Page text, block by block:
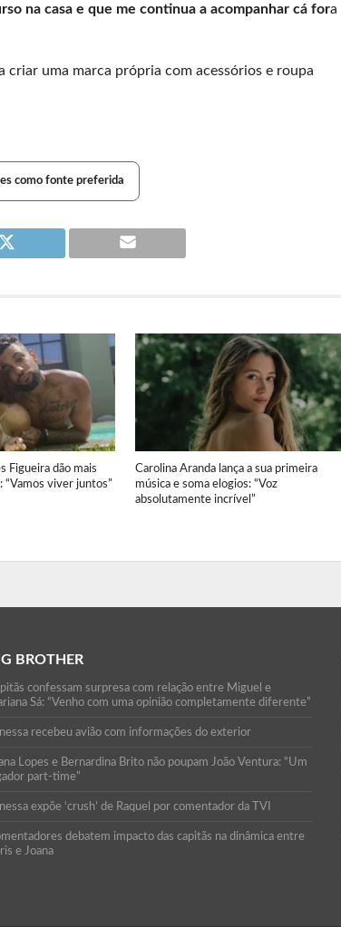
na casa e que me continua a acompanhar cá fora
criar uma marca própria com acessórios e roupa
como fonte preferida
Figueira dão mais
“Vamos viver juntos”
Carolina Aranda lança a sua primeira
música e soma elogios: “Voz
absolutamente incrível”
BROTHER
confessam surpresa com relação entre Miguel e
Sá: “Venho com uma opinião completamente diferente”
recebeu avião com informações do exterior
Lopes e Bernardina Brito não poupam João Ventura: “Um
part-time”
expõe ‘crush’ de Raquel por comentador da TVI
debatem impacto das capitãs na dinâmica entre
e Joana